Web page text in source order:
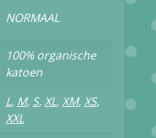
NORMAAL
100% organische
katoen
L, M, S,XL,XM,XS,
XXL